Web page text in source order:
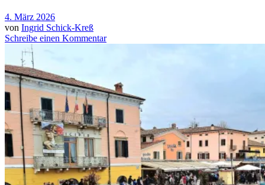
4. März 2026
von Ingrid Schick-Kreß
Schreibe einen Kommentar